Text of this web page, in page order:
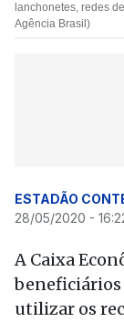
lanchonetes, redes
Agência Brasil)
ESTADÃO
28/05/2020 -
A Caixa
utilizar os